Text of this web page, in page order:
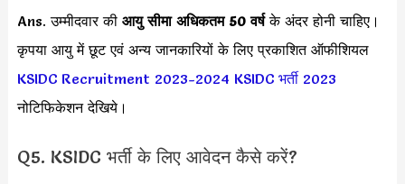
Ans. उम्मीदवार की आयु सीमा अधिकतम 50 वर्षके अंदर होनी चाहिए।
कृपया आयु में छूट एवं अन्य जानकारियों के लिए प्रकाशित ऑफीशियल
KSIDC Recruitment 2023-2024 KSIDC भर्ती 2023
नोटिफिकेशन देखिये।
Q5. KSIDC भर्ती के लिए आवेदन कैसे करें?